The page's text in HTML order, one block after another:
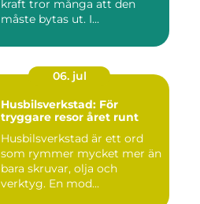
kraft tror många att den
måste bytas ut. I...
06. jul
Husbilsverkstad: För
tryggare resor året runt
Husbilsverkstad är ett ord
som rymmer mycket mer än
bara skruvar, olja och
verktyg. En mod...